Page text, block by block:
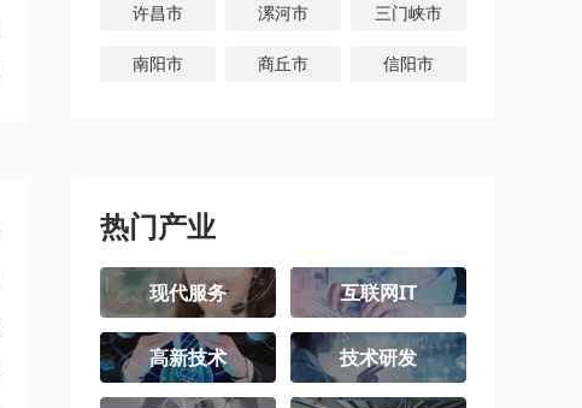
许昌市 漯河市 三门峡市
南阳市 商丘市 信阳市
热门产业
现代服务 互联网IT
高新技术 技术研发